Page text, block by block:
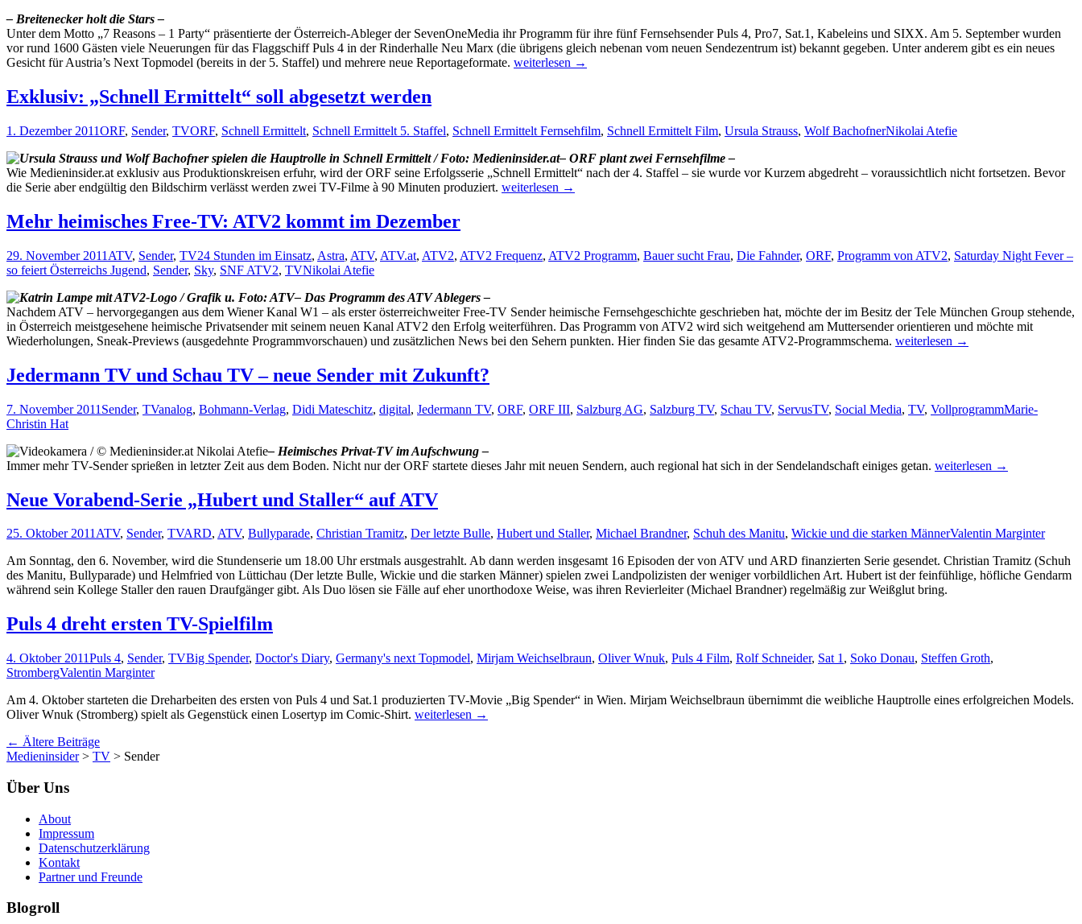
– Breitenecker holt die Stars –
Unter dem Motto „7 Reasons – 1 Party“ präsentierte der Österreich-Ableger der SevenOneMedia ihr Programm für ihre fünf Fernsehsender Puls 4, Pro7, Sat.1, Kabeleins und SIXX. Am 5. September wurden
vor rund 1600 Gästen viele Neuerungen für das Flaggschiff Puls 4 in der Rinderhalle Neu Marx (die übrigens gleich nebenan vom neuen Sendezentrum ist) bekannt gegeben. Unter anderem gibt es ein neues
Gesicht für Austria’s Next Topmodel (bereits in der 5. Staffel) und mehrere neue Reportageformate. SevenOneMedia
kommende
weiterlesen →
Exklusiv: „Schnell Ermittelt“ soll abgesetzt werden
1. Dezember 2011ORF, Sender, TVORF, Schnell Ermittelt, Schnell Ermittelt 5. Staffel, Schnell Ermittelt Fernsehfilm, Schnell Ermittelt Film, Ursula Strauss, Wolf BachofnerNikolai Atefie
– ORF plant zwei Fernsehfilme –
Wie Medieninsider.at exklusiv aus Produktionskreisen erfuhr, wird der ORF seine Erfolgsserie „Schnell Ermittelt“ nach der 4. Staffel – sie wurde vor Kurzem abgedreht – voraussichtlich nicht fortsetzen. Bevor
die Serie aber endgültig den Bildschirm verlässt werden zwei TV-Filme à 90 Minuten produziert. Exklusiv:
werden
weiterlesen →
Mehr heimisches Free-TV: ATV2 kommt im Dezember
29. November 2011 ATV, Sender, TV24 Stunden im Einsatz, Astra, ATV, ATV.at, ATV2, ATV2 Frequenz, ATV2 Programm, Bauer sucht Frau, Die Fahnder, ORF, Programm von ATV2, Saturday Night Fever –
so feiert Österreichs Jugend, Sender, Sky, SNF ATV2, TVNikolai Atefie
– Das Programm des ATV Ablegers –
Nachdem ATV – hervorgegangen aus dem Wiener Kanal W1 – als erster österreichweiter Free-TV Sender heimische Fernsehgeschichte geschrieben hat, möchte der im Besitz der Tele München Group stehende,
in Österreich meistgesehene heimische Privatsender mit seinem neuen Kanal ATV2 den Erfolg weiterführen. Das Programm von ATV2 wird sich weitgehend am Muttersender orientieren und möchte mit
Wiederholungen, Sneak-Previews (ausgedehnte Programmvorschauen) und zusätzlichen News bei den Sehern punkten. Hier finden Sie das gesamte ATV2-Programmschema. Mehr
kommt
weiterlesen →
Jedermann TV und Schau TV – neue Sender mit Zukunft?
7. November 2011 Sender, TVanalog, Bohmann-Verlag, Didi Mateschitz, digital, Jedermann TV, ORF, ORF III, Salzburg AG, Salzburg TV, Schau TV, ServusTV, Social Media, TV, VollprogrammMarie-
Christin Hat
– Heimisches Privat-TV im Aufschwung –
Immer mehr TV-Sender sprießen in letzter Zeit aus dem Boden. Nicht nur der ORF startete dieses Jahr mit neuen Sendern, auch regional hat sich in der Sendelandschaft einiges getan. Jedermann
–
Sender
mit
Zukunft?
weiterlesen →
Neue Vorabend-Serie „Hubert und Staller“ auf ATV
25. Oktober 2011ATV, Sender, TVARD, ATV, Bullyparade, Christian Tramitz, Der letzte Bulle, Hubert und Staller, Michael Brandner, Schuh des Manitu, Wickie und die starken MännerValentin Marginter
Am Sonntag, den 6. November, wird die Stundenserie um 18.00 Uhr erstmals ausgestrahlt. Ab dann werden insgesamt 16 Episoden der von ATV und ARD finanzierten Serie gesendet. Christian Tramitz (Schuh
des Manitu, Bullyparade) und Helmfried von Lüttichau (Der letzte Bulle, Wickie und die starken Männer) spielen zwei Landpolizisten der weniger vorbildlichen Art. Hubert ist der feinfühlige, höfliche Gendarm
während sein Kollege Staller den rauen Draufgänger gibt. Als Duo lösen sie Fälle auf eher unorthodoxe Weise, was ihren Revierleiter (Michael Brandner) regelmäßig zur Weißglut bring.
Puls 4 dreht ersten TV-Spielfilm
4. Oktober 2011Puls 4, Sender, TVBig Spender, Doctor's Diary, Germany's next Topmodel, Mirjam Weichselbraun, Oliver Wnuk, Puls 4 Film, Rolf Schneider, Sat 1 , Soko Donau, Steffen Groth,
StrombergValentin Marginter
Am 4. Oktober starteten die Dreharbeiten des ersten von Puls 4 und Sat.1 produzierten TV-Movie „Big Spender“ in Wien. Mirjam Weichselbraun übernimmt die weibliche Hauptrolle eines erfolgreichen Models.
Oliver Wnuk (Stromberg) spielt als Gegenstück einen Losertyp im Comic-Shirt. Puls
weiterlesen →
Beitrags-
Navigation
← Ältere Beiträge
Medieninsider> TV > Sender
Über Uns
About
Impressum
Datenschutzerklärung
Kontakt
Partner und Freunde
Blogroll